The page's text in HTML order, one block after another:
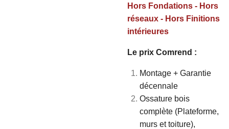
Hors Fondations - Hors
réseaux - Hors Finitions
intérieures
Le prix Comrend :
Montage + Garantie
décennale
Ossature bois
complète (Plateforme,
murs et toiture),